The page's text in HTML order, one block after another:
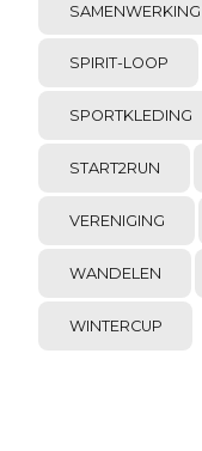
SAMENWERKING
SPIRIT-LOOP
SPORTKLEDING
START2RUN
VERENIGING
WANDELEN
WINTERCUP